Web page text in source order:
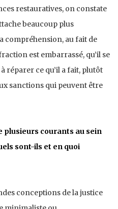
restauratives, on constate
beaucoup plus
compréhension, au fait de
est embarrassé, qu’il se
réparer ce qu’il a fait, plutôt
sanctions qui peuvent être
plusieurs courants au sein
sont-ils et en quoi
conceptions de la justice